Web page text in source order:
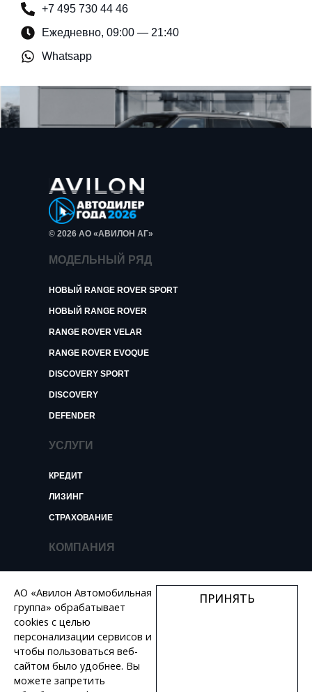
+7 495 730 44 46
Ежедневно, 09:00 — 21:40
Whatsapp
© 2026 АО «АВИЛОН АГ»
МОДЕЛЬНЫЙ РЯД
НОВЫЙ RANGE ROVER SPORT
НОВЫЙ RANGE ROVER
RANGE ROVER VELAR
RANGE ROVER EVOQUE
DISCOVERY SPORT
DISCOVERY
DEFENDER
УСЛУГИ
КРЕДИТ
ЛИЗИНГ
СТРАХОВАНИЕ
КОМПАНИЯ
НОВОСТИ И ОБЗОРЫ
КОНТАКТЫ
ВАКАНСИИ
АО «Авилон Автомобильная
группа» обрабатывает
cookies с целью
персонализации сервисов и
чтобы пользоваться веб-
сайтом было удобнее. Вы
можете запретить
ПРИНЯТЬ